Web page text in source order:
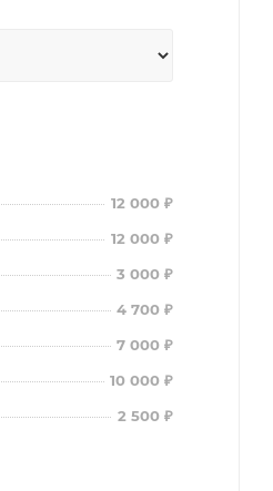
12 000 ₽
12 000 ₽
3 000 ₽
4 700 ₽
7 000 ₽
10 000 ₽
2 500 ₽